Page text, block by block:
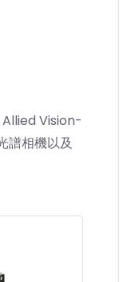
Allied Vision-
譜相機以及